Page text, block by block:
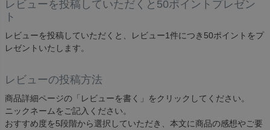
レビューを投稿していただくと50ポイントプレゼン
ト
レビューを投稿していただくと、レビュー1件につき50ポイントをプ
レゼントいたします。
レビューの投稿方法
商品詳細ページの「レビューを書く」をクリックしてください。
ニックネームをご記入ください。
おすすめ度を5段階から選択していただき、本文に商品の感想やご要